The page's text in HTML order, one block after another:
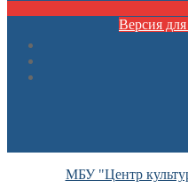
Версия
МБУ "Центр